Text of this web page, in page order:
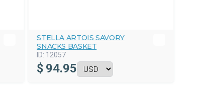
STELLA ARTOIS SAVORY
SNACKS BASKET
ID: 12057
$ 94.95